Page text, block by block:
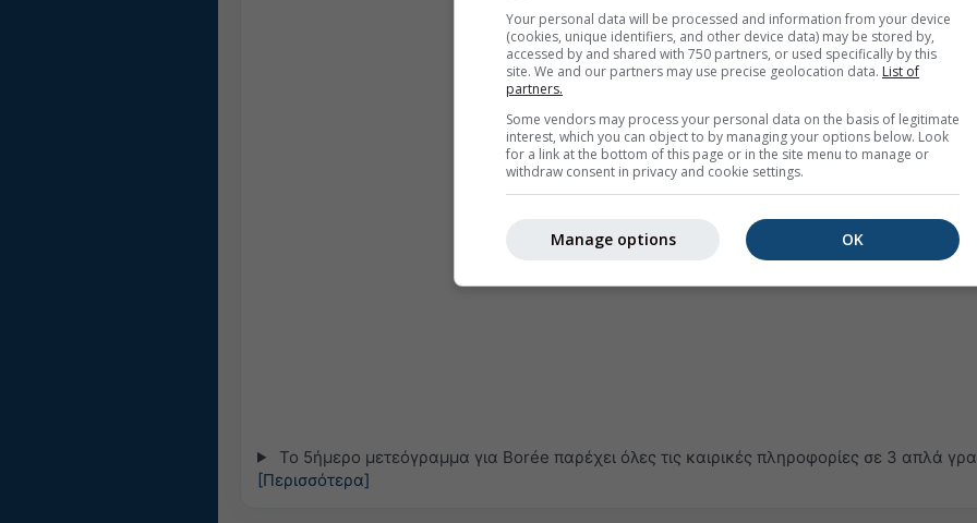
Το 5ήμερο μετεόγραμμα για Borée παρέχει όλες τις καιρικές πληροφορίες σε 3 απλά
[Περισσότερα]
Your personal data will be processed and information from your device
(cookies, unique identifiers, and other device data) may be stored by,
accessed by and shared with 750 partners, or used specifically by this
site. We and our partners may use precise geolocation data. List of
partners.
Some vendors may process your personal data on the basis of legitimate
interest, which you can object to by managing your options below. Look
for a link at the bottom of this page or in the site menu to manage or
withdraw consent in privacy and cookie settings.
OK
Manage options